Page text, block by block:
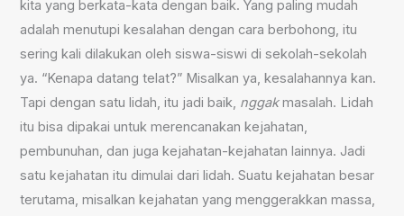
kita yang berkata-kata dengan baik. Yang paling mudah
adalah menutupi kesalahan dengan cara berbohong, itu
sering kali dilakukan oleh siswa-siswi di sekolah-sekolah
ya. “Kenapa datang telat?” Misalkan ya, kesalahannya kan.
Tapi dengan satu lidah, itu jadi baik, nggakmasalah. Lidah
itu bisa dipakai untuk merencanakan kejahatan,
pembunuhan, dan juga kejahatan-kejahatan lainnya. Jadi
satu kejahatan itu dimulai dari lidah. Suatu kejahatan besar
terutama, misalkan kejahatan yang menggerakkan massa,